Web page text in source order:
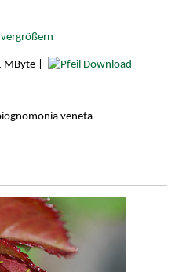
MByte | Download
veneta